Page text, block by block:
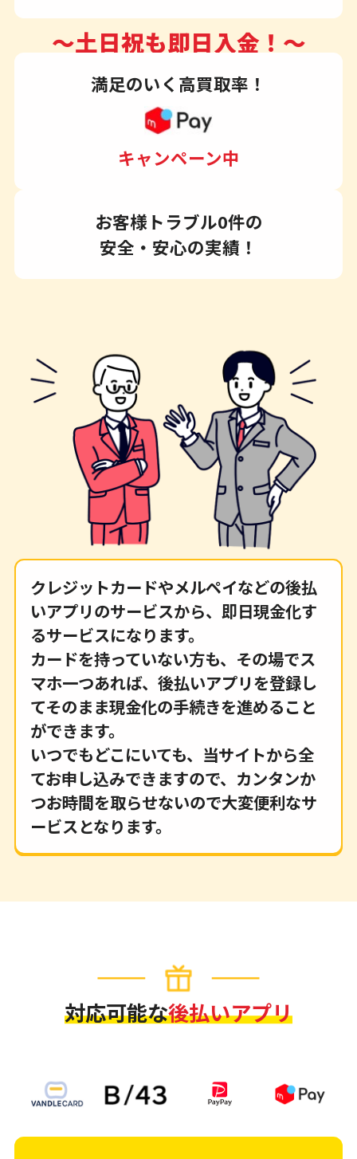
～土日祝も即日入金！～
満足のいく高買取率！
キャンペーン中
お客様トラブル0件の
安全・安心の実績！
クレジットカードやメルペイなどの後払
いアプリのサービスから、即日現金化す
るサービスになります。
カードを持っていない方も、その場でス
マホ一つあれば、後払いアプリを登録し
てそのまま現金化の手続きを進めること
ができます。
いつでもどこにいても、当サイトから全
てお申し込みできますので、カンタンか
つお時間を取らせないので大変便利なサ
ービスとなります。
対応可能な後払いアプリ